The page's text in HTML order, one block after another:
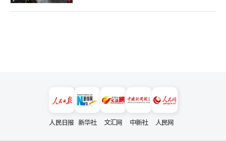
人民日报 新华社 文汇网 中新社 人民网